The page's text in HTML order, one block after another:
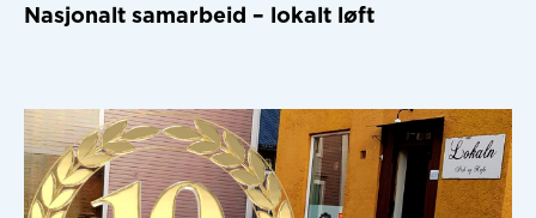
Nasjonalt samarbeid – lokalt løft